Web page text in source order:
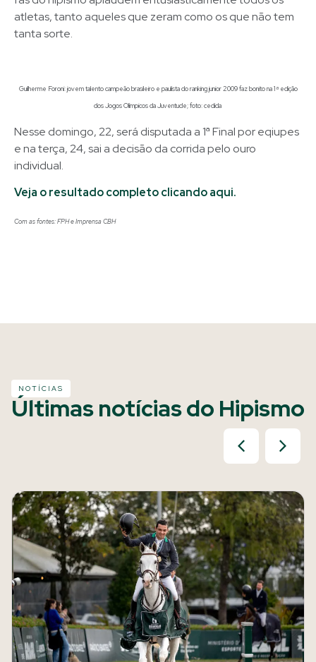
atletas, tanto aqueles que zeram como os que não tem
tanta sorte.
Guilherme Foroni: jovem talento campeão brasileiro e paulista do ranking junior 2009 faz bonito na 1ª edição
dos Jogos Olímpicos da Juventude; foto: cedida
Nesse domingo, 22, será disputada a 1ª Final por eqiupes
e na terça, 24, sai a decisão da corrida pelo ouro
individual.
Veja o resultado completo clicando aqui.
Com as fontes: FPH e Imprensa CBH
NOTÍCIAS
Últimas notícias do Hipismo